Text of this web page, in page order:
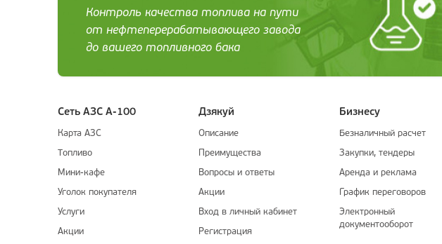
Контроль качества топлива на пути
от нефтеперерабатывающего завода
до вашего топливного бака
Сеть АЗС А-100
Карта АЗС
Топливо
Мини-кафе
Уголок покупателя
Услуги
Акции
Дзякуй
Описание
Преимущества
Вопросы и ответы
Акции
Вход в личный кабинет
Регистрация
Бизнесу
Безналичный расчет
Закупки, тендеры
Аренда и реклама
График переговоров
Электронный
документооборот